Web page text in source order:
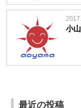
小
最近の投稿